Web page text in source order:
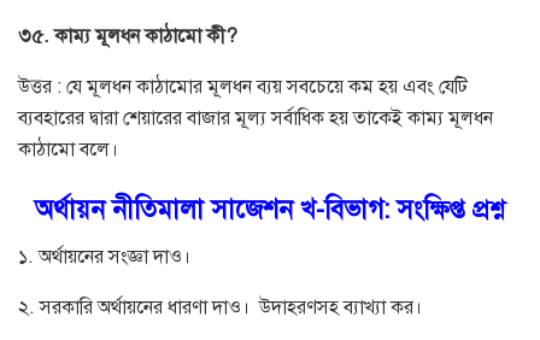
৩৫. কাম্য মূলধন কাঠামো কী?
উত্তর : যে মূলধন কাঠামোর মূলধন ব্যয় সবচেয়ে কম হয় এবং যেটি
ব্যবহারের দ্বারা শেয়ারের বাজার মূল্য সর্বাধিক হয় তাকেই কাম্য মূলধন
কাঠামো বলে।
অর্থায়ন নীতিমালা সাজেশন খ-বিভাগ:সংক্ষিপ্ত প্রশ্ন
১. অর্থায়নের সংজ্ঞা দাও।
২. সরকারি অর্থায়নের ধারণা দাও। উদাহরণসহ ব্যাখ্যা কর।